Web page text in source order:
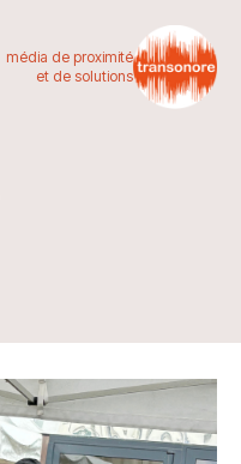
média de proximité
et de solutions